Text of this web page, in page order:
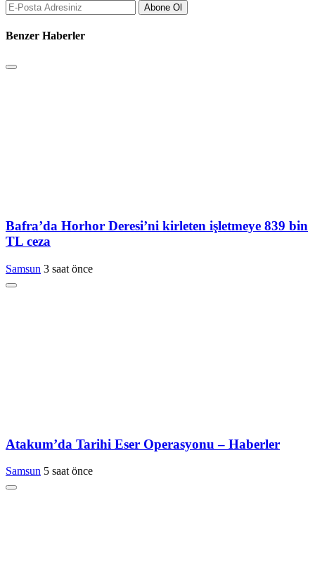
Abone Ol
Benzer Haberler
Bafra’da Horhor Deresi’ni kirleten işletmeye 839 bin
TL ceza
Samsun 3 saat önce
Atakum’da Tarihi Eser Operasyonu – Haberler
Samsun 5 saat önce